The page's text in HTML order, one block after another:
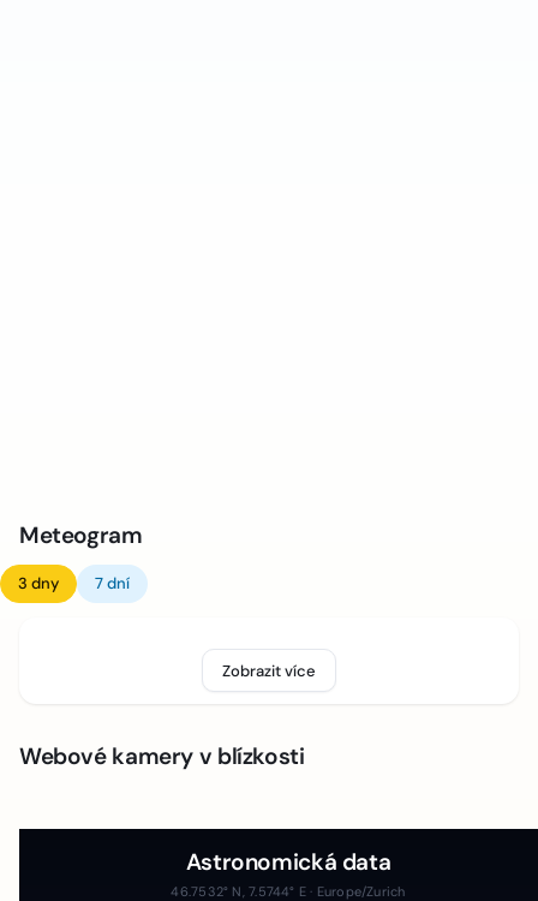
Meteogram
3 dny 7 dní
Zobrazit více
Webové kamery v blízkosti
Astronomická data
46.7532° N, 7.5744° E · Europe/Zurich